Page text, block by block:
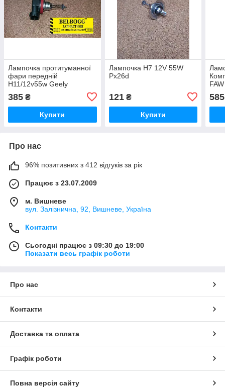
Лампочка протитуманної
фари передній
H11/12v55w Geely
Эмгранд ЕС7РВ Джилі
Емгранд
385 ₴
Купити
Лампочка H7 12V 55W
Px26d
121₴
Купити
585
Про нас
96% позитивних з 412 відгуків за рік
Працює з 23.07.2009
м. Вишневе
вул. Залізнична, 92, Вишневе, Україна
Контакти
Сьогодні працює з 09:30 до 19:00
Показати весь графік роботи
Про нас
Контакти
Доставка та оплата
Графік роботи
Повна версія сайту